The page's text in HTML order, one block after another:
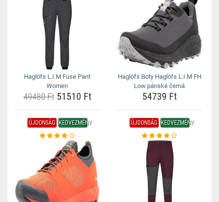
Haglöfs L.I.M Fuse Pant
Women
49480 Ft51510 Ft
Haglöfs Boty Haglöfs L.I.M FH
Low pánské černá
54739 Ft
ÚJDONSÁG KEDVEZMÉNY ÚJDONSÁG KEDVEZMÉNY